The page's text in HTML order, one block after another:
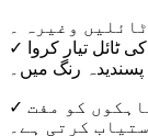
وغیرہ ۔
✓ کلے انڈسٹری سے آپ اپنے پسند کی ڈیزائن کی ٹائل تیار کروا
✓ کلے انڈسٹری پورے پاکستان میں گاہکوں کو مفت